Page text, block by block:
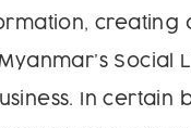
creating
Social
In certain